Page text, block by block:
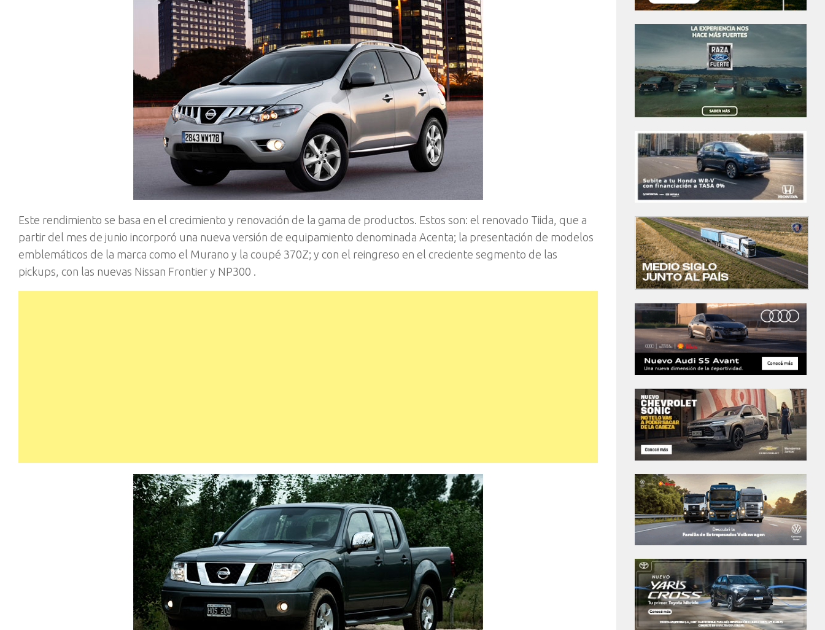
Este rendimiento se basa en el crecimiento y renovación de la gama de productos. Estos son: el renovado Tiida, que a
partir del mes de junio incorporó una nueva versión de equipamiento denominada Acenta; la presentación de modelos
emblemáticos de la marca como el Murano y la coupé 370Z; y con el reingreso en el creciente segmento de las
pickups, con las nuevas Nissan Frontier y NP300 .